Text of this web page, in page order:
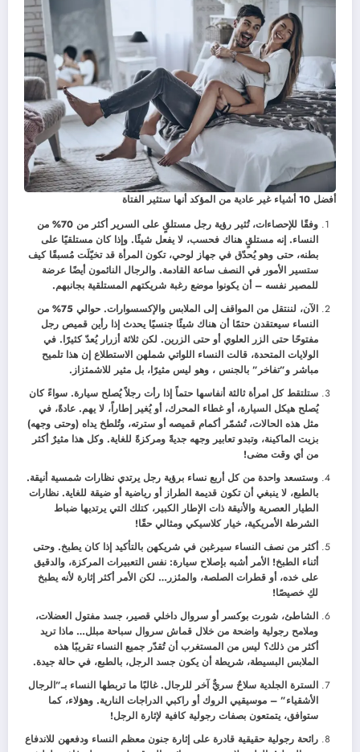
أفضل 10 أشياء غير عادية من المؤكد أنها ستثير الفتاة
وفقًا للإحصاءات، تُثير رؤية رجل مستلقٍ على السرير أكثر من 70% من
النساء. إنه مستلقٍ هناك فحسب، لا يفعل شيئًا. وإذا كان مستلقيًا على
بطنه، حتى وهو يُحدّق في جهاز لوحي، تكون المرأة قد تخيّلَت مُسبقًا كيف
ستسير الأمور في النصف ساعة القادمة. والرجال النائمون أيضًا عرضة
للمصير نفسه – أن يكونوا موضع رغبة شريكتهم المستلقية بجانبهم.
الآن، لننتقل من المواقف إلى الملابس والإكسسوارات. حوالي 75% من
النساء سيعتقدن حتمًا أن هناك شيئًا جنسيًا يحدث إذا رأين قميص رجل
مفتوحًا حتى الزر العلوي أو حتى الزرين. لكن ثلاثة أزرار يُعدّ كثيرًا. في
الولايات المتحدة، قالت النساء اللواتي شملهن الاستطلاع إن هذا تلميح
مباشر و”تفاخر” بالجنس ، وهو ليس مثيرًا، بل مثير للاشمئزاز.
ستلتقط كل امرأة ثالثة أنفاسها حتماً إذا رأت رجلاً يُصلح سيارة. سواءً كان
يُصلح هيكل السيارة، أو غطاء المحرك، أو يُغير إطاراً، لا يهم. عادةً، في
مثل هذه الحالات، تُشمّر أكمام قميصه أو سترته، وتُلطخ يداه (وحتى وجهه)
بزيت الماكينة، وتبدو تعابير وجهه جديةً ومركزةً للغاية. وكل هذا مثيرٌ أكثر
من أي وقت مضى!
وستسعد واحدة من كل أربع نساء برؤية رجل يرتدي نظارات شمسية أنيقة.
بالطبع، لا ينبغي أن تكون قديمة الطراز أو رياضية أو ضيقة للغاية. نظارات
الطيار العصرية والأنيقة ذات الإطار الكبير، كتلك التي يرتديها ضباط
الشرطة الأمريكية، خيار كلاسيكي ومثالي حقًا!
أكثر من نصف النساء سيرغبن في شريكهن بالتأكيد إذا كان يطبخ. وحتى
أثناء الطبخ! الأمر أشبه بإصلاح سيارة: نفس التعبيرات المركزة، والدقيق
على خده، أو قطرات الصلصة، والمئزر… لكن الأمر أكثر إثارة لأنه يطبخ
لكِ خصيصًا!
الشاطئ، شورت بوكسر أو سروال داخلي قصير، جسد مفتول العضلات،
وملامح رجولية واضحة من خلال قماش سروال سباحة مبلل… ماذا تريد
أكثر من ذلك؟ ليس من المستغرب أن تُقدّر جميع النساء تقريبًا هذه
الملابس البسيطة، شريطة أن يكون جسد الرجل، بالطبع، في حالة جيدة.
السترة الجلدية سلاحٌ سريٌّ آخر للرجال. غالبًا ما تربطها النساء بـ”الرجال
الأشقياء” – موسيقيي الروك أو راكبي الدراجات النارية. وهؤلاء، كما
ستوافق، يتمتعون بصفات رجولية كافية لإثارة الرجل!
رائحة رجولية حقيقية قادرة على إثارة جنون معظم النساء ودفعهن للاندفاع